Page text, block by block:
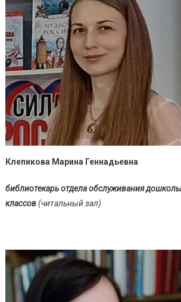
Клепикова Марина Геннадьевна
библиотекарь отдела обслуживания
классов(читальный зал)